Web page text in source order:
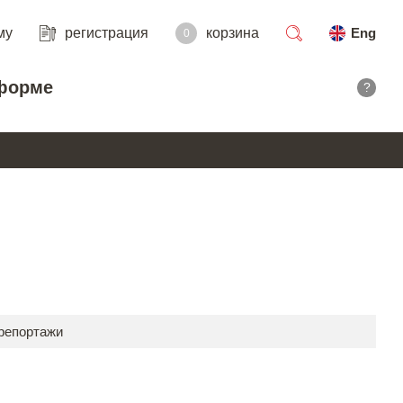
регистрация 0 корзина
Eng
?